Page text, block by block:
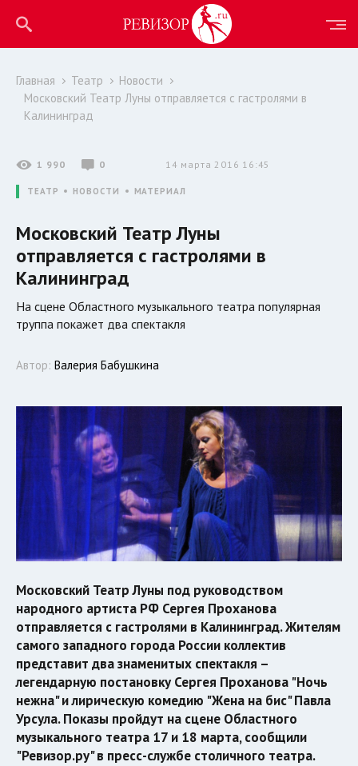
Главная Театр
Новости
Московский Театр Луны отправляется с гастролями в
Калининград
1 990 0 14 марта 2016 16:45
ТЕАТР НОВОСТИ МАТЕРИАЛ
Московский Театр Луны
отправляется с гастролями в
Калининград
На сцене Областного музыкального театра популярная
труппа покажет два спектакля
Автор: Валерия Бабушкина
Московский Театр Луны под руководством
народного артиста РФ Сергея Проханова
отправляется с гастролями в Калининград. Жителям
самого западного города России коллектив
представит два знаменитых спектакля –
легендарную постановку Сергея Проханова "Ночь
нежна" и лирическую комедию "Жена на бис" Павла
Урсула. Показы пройдут на сцене Областного
музыкального театра 17 и 18 марта, сообщили
"Ревизор.ру" в пресс-службе столичного театра.